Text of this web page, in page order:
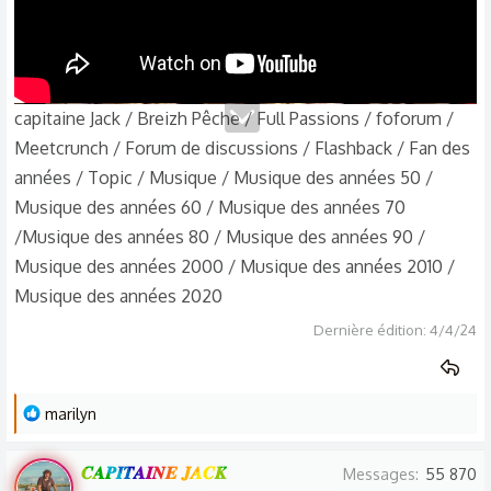
capitaine Jack / Breizh Pêche / Full Passions / foforum /
Meetcrunch / Forum de discussions / Flashback / Fan des
années / Topic / Musique / Musique des années 50 /
Musique des années 60 / Musique des années 70
/Musique des années 80 / Musique des années 90 /
Musique des années 2000 / Musique des années 2010 /
Musique des années 2020
Dernière édition: 4/4/24
L
s
marilyn
𝑪𝑨𝑷𝑰𝑻𝑨𝑰𝑵𝑬 𝑱𝑨𝑪𝑲 Messages
55 870